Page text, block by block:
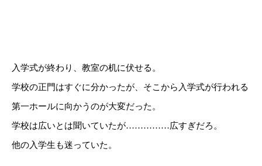
入学式が終わり、教室の机に伏せる。
学校の正門はすぐに分かったが、そこから入学式が行われる
第一ホールに向かうのが大変だった。
学校は広いとは聞いていたが……………広すぎだろ。
他の入学生も迷っていた。